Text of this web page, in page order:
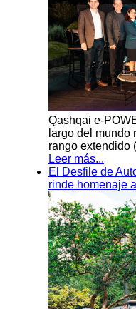
Qashqai e-
largo del mundo
rango extendido
Leer más...
El Desfile de
rinde homenaje